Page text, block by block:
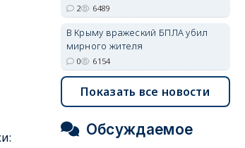
2 6489
В Крыму вражеский БПЛА убил
мирного жителя
0 6154
Показать все новости
Обсуждаемое